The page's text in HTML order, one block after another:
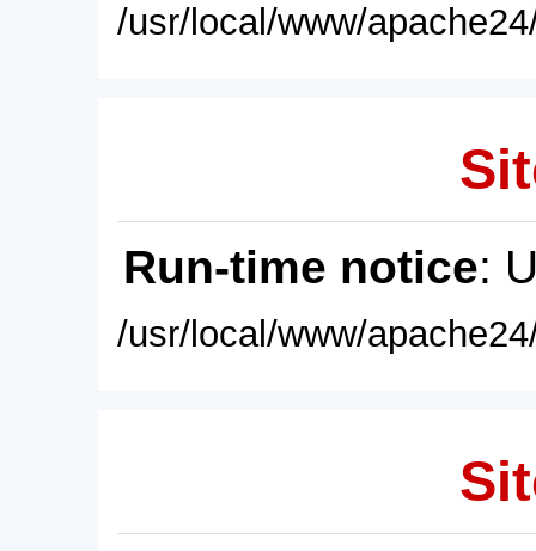
/usr/local/www/
Run-time notice:
/usr/local/www/